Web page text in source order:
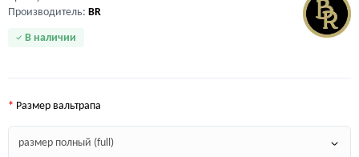
Производитель: BR
В наличии
Размер вальтрапа